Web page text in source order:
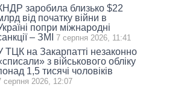
заробила близько $22
від початку війни в
попри міжнародні
– ЗМІ
7 серпня 2026, 11:41
ТЦК на Закарпатті незаконно
з військового обліку
1,5 тисячі чоловіків
серпня 2026, 12:07